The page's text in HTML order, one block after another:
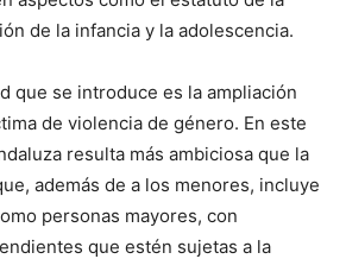
de la infancia y la adolescencia.
que se introduce es la ampliación
de violencia de género. En este
resulta más ambiciosa que la
además de a los menores, incluye
personas mayores, con
que estén sujetas a la